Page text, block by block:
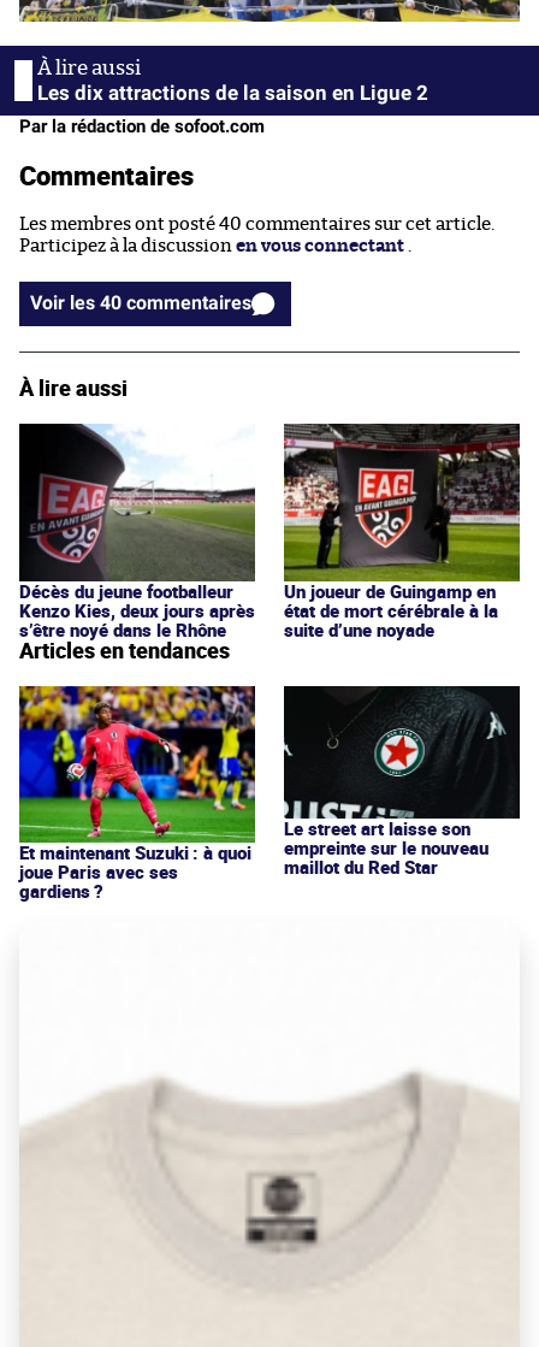
Les dix attractions de la saison en Ligue 2
Par la rédaction de sofoot.com
Commentaires
Les membres ont posté 40 commentaires sur cet article.
Participez à la discussion en vous connectant
Voir les 40 commentaires
À lire aussi
Décès du jeune footballeur
Kenzo Kies, deux jours après
s’être noyé dans le Rhône
Un joueur de Guingamp en
état de mort cérébrale à la
suite d’une noyade
Articles en tendances
Et maintenant Suzuki : à quoi
joue Paris avec ses
gardiens ?
Le street art laisse son
empreinte sur le nouveau
maillot du Red Star